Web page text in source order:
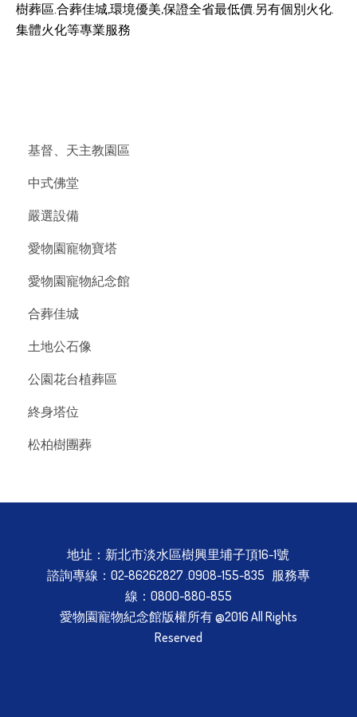
樹葬區.合葬佳城,環境優美,保證全省最低價.另有個別火化.
集體火化等專業服務
基督、天主教園區
中式佛堂
嚴選設備
愛物園寵物寶塔
愛物園寵物紀念館
合葬佳城
土地公石像
公園花台植葬區
終身塔位
松柏樹團葬
地址：新北市淡水區樹興里埔子頂16-1號
諮詢專線：02-86262827 .0908-155-835 服務專
線：0800-880-855
愛物園寵物紀念館版權所有 @2016 All Rights
Reserved